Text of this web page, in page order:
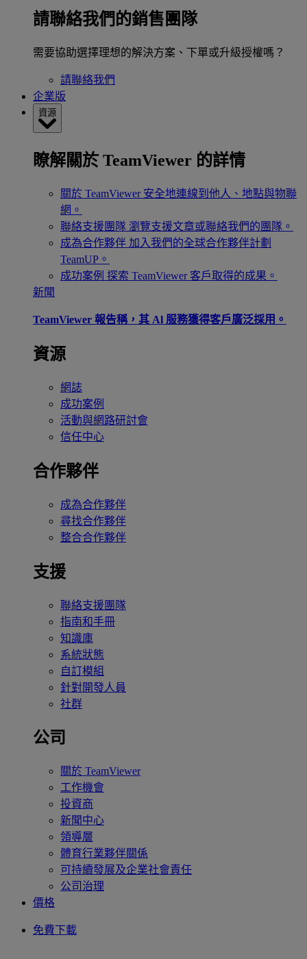
請聯絡我們的銷售團隊
需要協助選擇理想的解決方案、下單或升級授權嗎？
請聯絡我們
企業版
資源
瞭解關於 TeamViewer 的詳情
關於 TeamViewer 安全地連線到他人、地點與物聯
網。
聯絡支援團隊 瀏覽支援文章或聯絡我們的團隊。
成為合作夥伴 加入我們的全球合作夥伴計劃
TeamUP。
成功案例 探索 TeamViewer 客戶取得的成果。
新聞
TeamViewer 報告稱，其 Al 服務獲得客戶廣泛採用。
資源
網誌
成功案例
活動與網路研討會
信任中心
合作夥伴
成為合作夥伴
尋找合作夥伴
整合合作夥伴
支援
聯絡支援團隊
指南和手冊
知識庫
系統狀態
自訂模組
針對開發人員
社群
公司
關於 TeamViewer
工作機會
投資商
新聞中心
領導層
體育行業夥伴關係
可持續發展及企業社會責任
公司治理
價格
免費下載